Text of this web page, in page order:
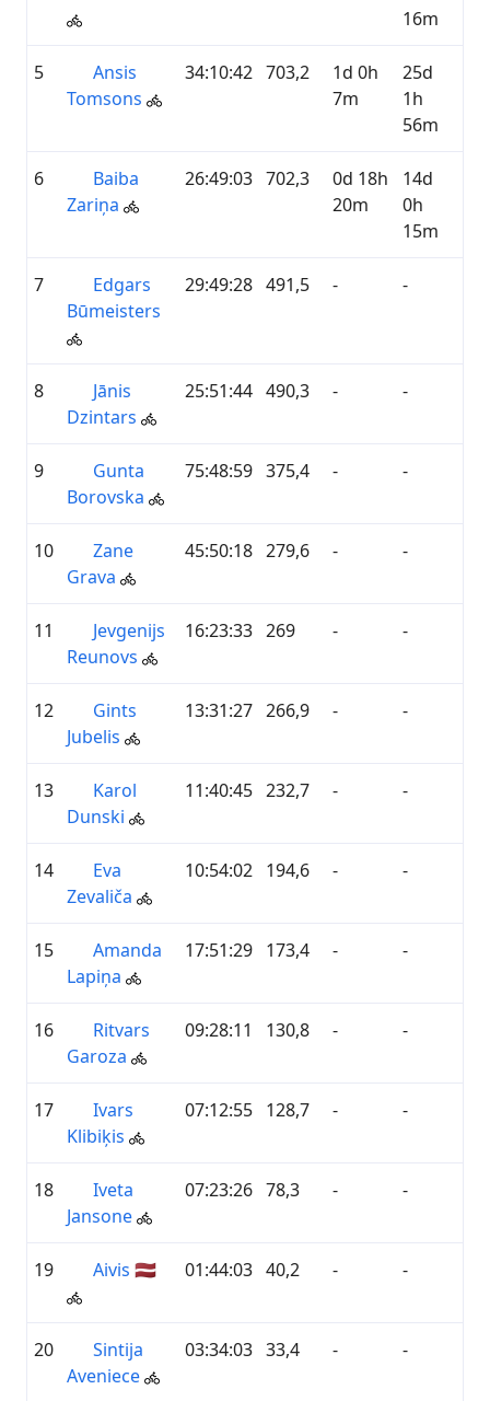
16m
5
Ansis
Tomsons
34:10:42 703,2
1d 0h
7m
25d
1h
56m
6
Baiba
Zariņa
26:49:03 702,3
0d 18h
20m
14d
0h
15m
7
Edgars
Būmeisters
29:49:28 491,5 - -
8
Jānis
Dzintars
25:51:44 490,3 - -
9
Gunta
Borovska
75:48:59 375,4 - -
10
Zane
Grava
45:50:18 279,6 - -
11
Jevgenijs
Reunovs
16:23:33 269 - -
12
Gints
Jubelis
13:31:27 266,9 - -
13
Karol
Dunski
11:40:45 232,7 - -
14
Eva
Zevaliča
10:54:02 194,6 - -
15
Amanda
Lapiņa
17:51:29 173,4 - -
16
Ritvars
Garoza
09:28:11 130,8 - -
17
Ivars
Klibiķis
07:12:55 128,7 - -
18
Iveta
Jansone
07:23:26 78,3 - -
19 Aivis 🇱🇻 01:44:03 40,2 - -
20
Sintija
Aveniece
03:34:03 33,4 - -